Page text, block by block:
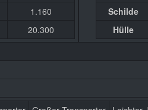
1.160
20.300
Schilde
Hülle